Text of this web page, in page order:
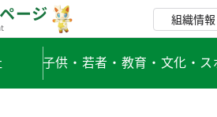
組織情報
子供・若者・教育・文化・ス